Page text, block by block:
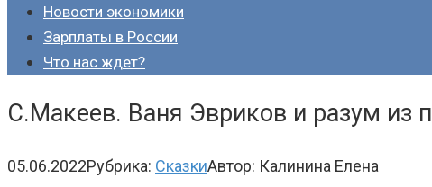
Новости экономики
Зарплаты в России
Что нас ждет?
С.Макеев. Ваня Эвриков и разум из
05.06.2022Рубрика: СказкиАвтор: Калинина Елена